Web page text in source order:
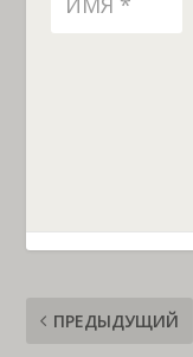
ПРЕДЫДУЩИЙ